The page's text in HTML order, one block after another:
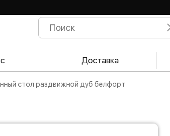
Доставка
стол раздвижной дуб белфорт